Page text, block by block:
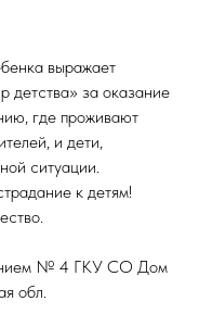
выражает
детства» за оказание
где проживают
и дети,
ситуации.
к детям!
№ 4 ГКУ СО Дом
обл.